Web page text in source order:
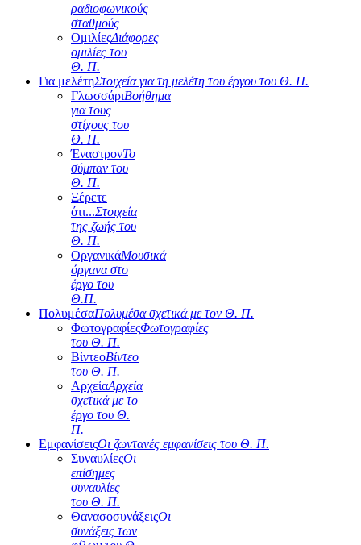
ραδιοφωνικούς
σταθμούς
ΟμιλίεςΔιάφορες
ομιλίες του
Θ. Π.
Για μελέτηΣτοιχεία για τη μελέτη του έργου του Θ. Π.
ΓλωσσάριΒοήθημα
για τους
στίχους του
Θ. Π.
ΈναστρονΤο
σύμπαν του
Θ. Π.
Ξέρετε
ότι...Στοιχεία
της ζωής του
Θ. Π.
ΟργανικάΜουσικά
όργανα στο
έργο του
Θ.Π.
ΠολυμέσαΠολυμέσα σχετικά με τον Θ. Π.
ΦωτογραφίεςΦωτογραφίες
του Θ. Π.
ΒίντεοΒίντεο
του Θ. Π.
ΑρχείαΑρχεία
σχετικά με το
έργο του Θ.
Π.
ΕμφανίσειςΟι ζωντανές εμφανίσεις του Θ. Π.
ΣυναυλίεςΟι
επίσημες
συναυλίες
του Θ. Π.
ΘανασοσυνάξειςΟι
συνάξεις των